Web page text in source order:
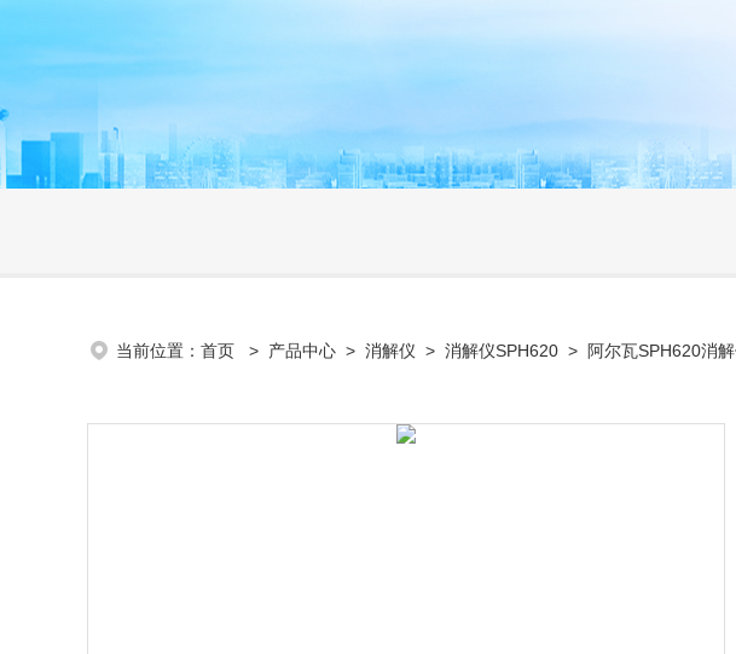
当前位置： 首页 > 产品中心 > 消解仪 > 消解仪SPH620 > 阿尔瓦SPH620消